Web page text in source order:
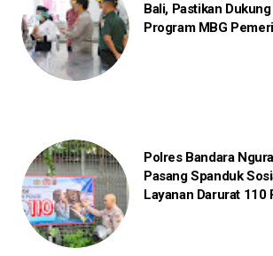
Bali, Pastikan Dukung
Program MBG
Polres Bandara
Pasang Spanduk
Layanan Darurat 110